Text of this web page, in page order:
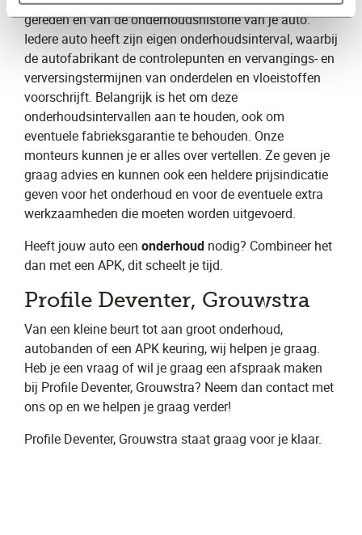
gereden en van de onderhoudshistorie van je auto.
Iedere auto heeft zijn eigen onderhoudsinterval, waarbij
de autofabrikant de controlepunten en vervangings- en
verversingstermijnen van onderdelen en vloeistoffen
voorschrijft. Belangrijk is het om deze
onderhoudsintervallen aan te houden, ook om
eventuele fabrieksgarantie te behouden. Onze
monteurs kunnen je er alles over vertellen. Ze geven je
graag advies en kunnen ook een heldere prijsindicatie
geven voor het onderhoud en voor de eventuele extra
werkzaamheden die moeten worden uitgevoerd.
Heeft jouw auto een onderhoud nodig? Combineer het
dan met een APK, dit scheelt je tijd.
Profile Deventer, Grouwstra
Van een kleine beurt tot aan groot onderhoud,
autobanden of een APK keuring, wij helpen je graag.
Heb je een vraag of wil je graag een ​afspraak​ maken
bij Profile Deventer, Grouwstra​? Neem dan contact met
ons op en we helpen je graag verder!
Profile Deventer, Grouwstra ​staat graag voor je klaar.